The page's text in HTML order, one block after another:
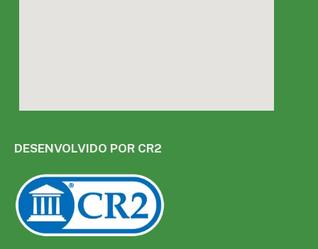
DESENVOLVIDO POR CR2